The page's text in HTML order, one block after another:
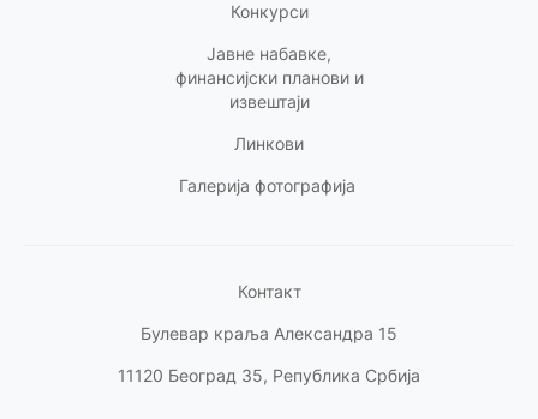
Конкурси
Јавне набавке,
финансијски планови и
извештаји
Линкови
Галерија фотографија
Контакт
Булевар краља Александра 15
11120 Београд 35, Република Србија